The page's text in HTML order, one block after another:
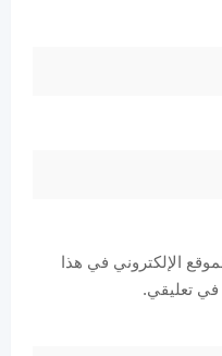
الإلكتروني في هذا
في تعليقي.